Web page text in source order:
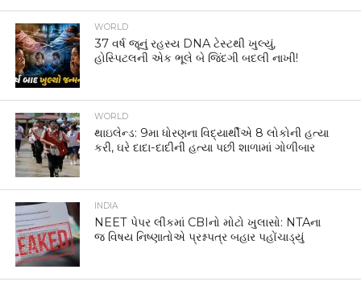
WORLD
37 વર્ષ જૂનું રહસ્ય DNA ટેસ્ટથી ખુલ્યું,
હોસ્પિટલની એક ભૂલે બે જિંદગી બદલી નાખી!
WORLD
થાઇલેન્ડ: 9મા ધોરણના વિદ્યાર્થીએ 8 લોકોની હત્યા
કરી, ઘરે દાદા-દાદીની હત્યા પછી શાળામાં ગોળીબાર
INDIA
NEET પેપર લીકમાં CBIનો મોટો ખુલાસો: NTAના
જ વિષય નિષ્ણાતોએ પ્રશ્નપત્ર બહાર પહોંચાડ્યું